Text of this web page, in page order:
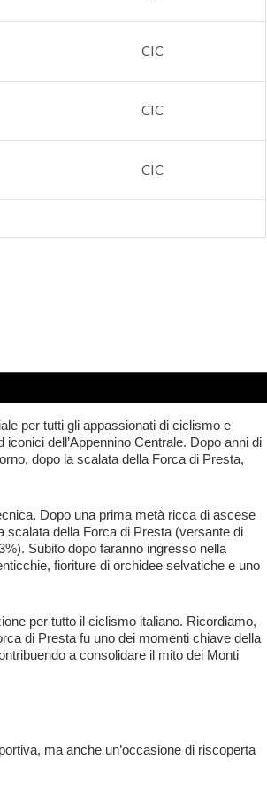
CIC
CIC
CIC
per tutti gli appassionati di ciclismo e
dell’Appennino Centrale. Dopo anni di
dopo la scalata della Forca di Presta,
Dopo una prima metà ricca di ascese
scalata della Forca di Presta (versante di
Subito dopo faranno ingresso nella
fioriture di orchidee selvatiche e uno
per tutto il ciclismo italiano. Ricordiamo,
di Presta fu uno dei momenti chiave della
a consolidare il mito dei Monti
ma anche un’occasione di riscoperta